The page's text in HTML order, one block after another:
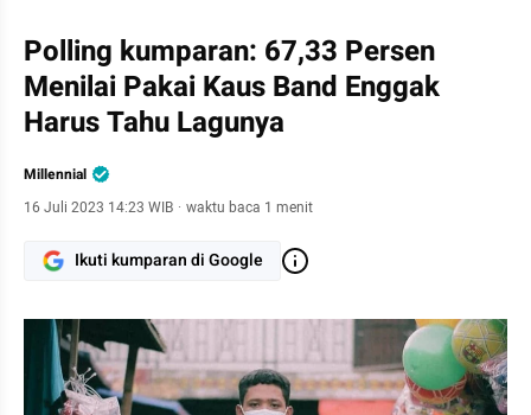
Polling kumparan: 67,33 Persen
Menilai Pakai Kaus Band Enggak
Harus Tahu Lagunya
Millennial
16 Juli 2023 14:23 WIB · waktu baca 1 menit
Ikuti kumparan di Google